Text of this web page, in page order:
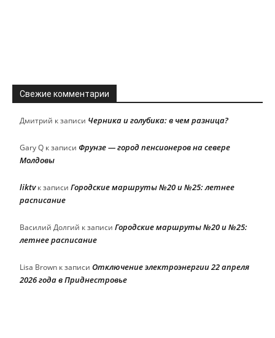
Свежие комментарии
Дмитрий к записи Черника и голубика: в чем разница?
Gary Q к записи Фрунзе — город пенсионеров на севере
Молдовы
liktvк записи Городские маршруты №20 и №25: летнее
расписание
Василий Долгий к записи Городские маршруты №20 и №25:
летнее расписание
Lisa Brown к записи Отключение электроэнергии 22 апреля
2026 года в Приднестровье